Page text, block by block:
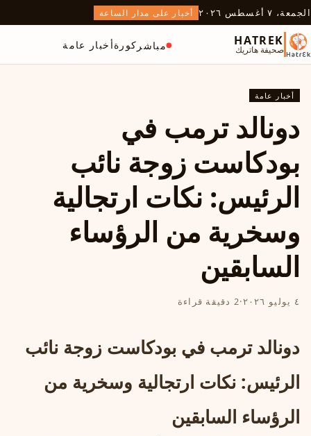
الجمعة، ٧ أغسطس ٢٠٢٦ أخبار على مدار الساعة
HATREK
صحيفة هاتريك مباشر كورةأخبار عامة
أخبار عامة
دونالد ترمب في
بودكاست زوجة نائب
الرئيس: نكات ارتجالية
وسخرية من الرؤساء
السابقين
٤ يوليو ٢٠٢٦ ·2 دقيقة قراءة
دونالد ترمب في بودكاست زوجة نائب
الرئيس: نكات ارتجالية وسخرية من
الرؤساء السابقين